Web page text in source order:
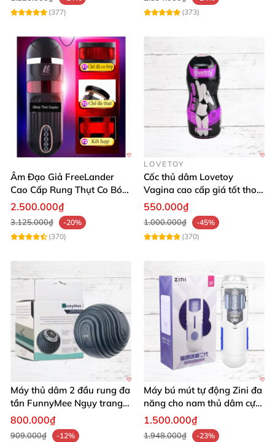
(377)
(373)
Âm Đạo Giả FreeLander
Cao Cấp Rung Thụt Co Bóp
Đỉnh Nhật Bản
2.500.000₫
3.125.000₫
-20%
(370)
LOVETOY
Cốc thủ dâm Lovetoy
Vagina cao cấp giá tốt thoả
mãn phái mạnh
550.000₫
1.000.000₫
-45%
(370)
Máy thủ dâm 2 đầu rung đa
tần FunnyMee Ngụy trang
Pokemon siêu kích thích
800.000₫
909.000₫
-12%
Máy bú mút tự động Zini đa
năng cho nam thủ dâm cực
đã giá tốt
1.500.000₫
1.948.000₫
-23%